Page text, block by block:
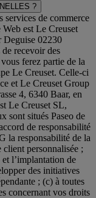
?
services de commerce
est Le Creuset
02230
recevoir des
ferez partie de la
Le Creuset. Celle-ci
et Le Creuset Group
4, 6340 Baar, en
Le Creuset SL,
sont situés Paseo de
de responsabilité
la responsabilité de la
client personnalisée ;
l’implantation de
des initiatives
; (c) à toutes
concernant vos droits